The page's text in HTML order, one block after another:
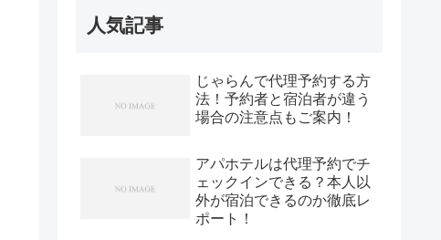
人気記事
じゃらんで代理予約する方
法！予約者と宿泊者が違う
場合の注意点もご案内！
アパホテルは代理予約でチ
ェックインできる？本人以
外が宿泊できるのか徹底レ
ポート！